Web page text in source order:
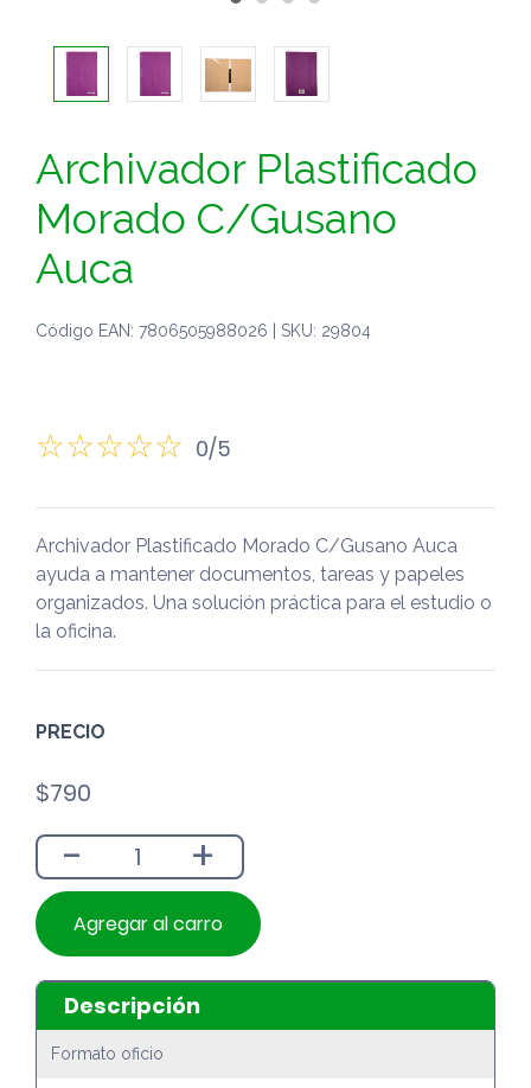
Archivador Plastificado
Morado C/Gusano
Auca
Código EAN: 7806505988026 | SKU: 29804
0/5
Archivador Plastificado Morado C/Gusano Auca
ayuda a mantener documentos, tareas y papeles
organizados. Una solución práctica para el estudio o
la oficina.
PRECIO
$790
- +
Agregar al carro
Descripción
Formato oficio